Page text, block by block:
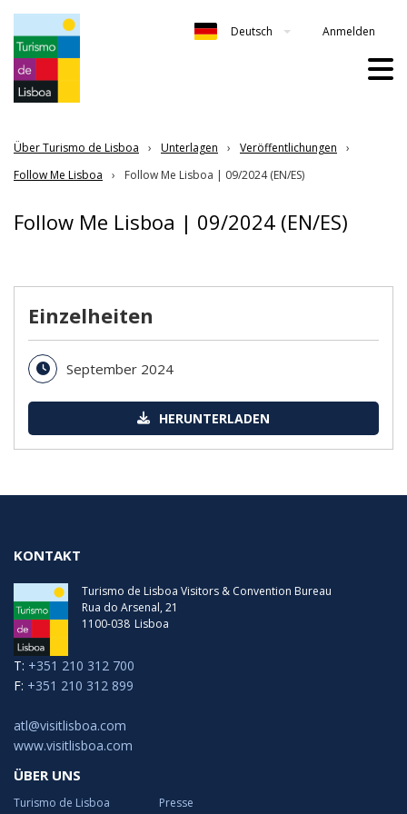
Deutsch Anmelden
Über Turismo de Lisboa Unterlagen
Veröffentlichungen
Follow Me Lisboa
Follow Me Lisboa | 09/2024 (EN/ES)
Follow Me Lisboa | 09/2024 (EN/ES)
Einzelheiten
September 2024
HERUNTERLADEN
KONTAKT
Turismo de Lisboa Visitors & Convention Bureau
Rua do Arsenal, 21
1100-038 Lisboa
T: +351 210 312 700
F: +351 210 312 899
atl@visitlisboa.com
www.visitlisboa.com
ÜBER UNS
Turismo de Lisboa
Presse